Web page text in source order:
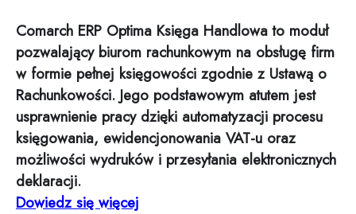
Comarch ERP Optima Księga Handlowa to moduł
pozwalający biurom rachunkowym na obsługę firm
w formie pełnej księgowości zgodnie z Ustawą o
Rachunkowości. Jego podstawowym atutem jest
usprawnienie pracy dzięki automatyzacji procesu
księgowania, ewidencjonowania VAT-u oraz
możliwości wydruków i przesyłania elektronicznych
deklaracji.
Dowiedz się więcej